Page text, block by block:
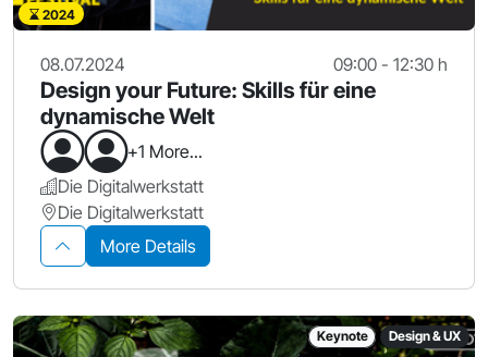
2024
08.07.2024 09:00 - 12:30 h
Design your Future: Skills für eine
dynamische Welt
+1 More...
Die Digitalwerkstatt
Die Digitalwerkstatt
More Details
Keynote Design & UX